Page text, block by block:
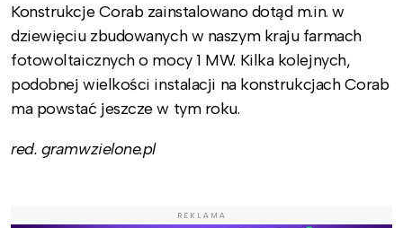
Konstrukcje Corab zainstalowano dotąd m.in. w
dziewięciu zbudowanych w naszym kraju farmach
fotowoltaicznych o mocy 1 MW. Kilka kolejnych,
podobnej wielkości instalacji na konstrukcjach Corab
ma powstać jeszcze w tym roku.
red. gramwzielone.pl
REKLAMA